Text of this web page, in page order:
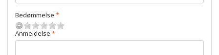
Bedømmelse
Anmeldelse